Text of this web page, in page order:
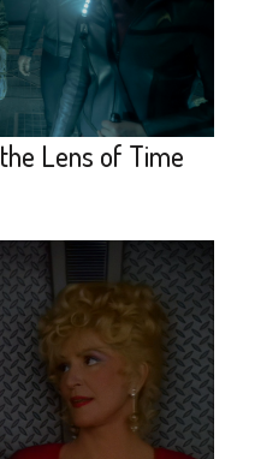
Lens of Time